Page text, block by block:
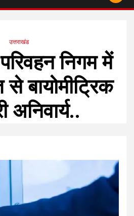
उत्तराखंड
निगम में
बायोमीट्रिक
अनिवार्य..